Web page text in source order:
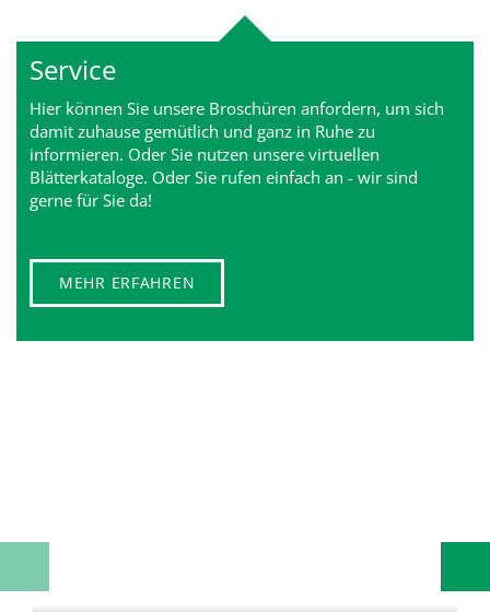
Service
Hier können Sie unsere Broschüren anfordern, um sich
damit zuhause gemütlich und ganz in Ruhe zu
informieren. Oder Sie nutzen unsere virtuellen
Blätterkataloge. Oder Sie rufen einfach an - wir sind
gerne für Sie da!
MEHR ERFAHREN